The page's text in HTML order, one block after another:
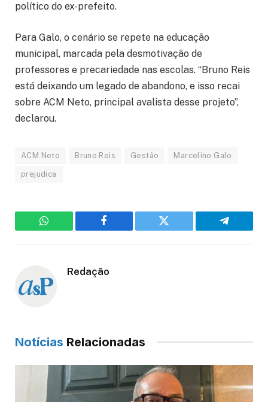
político do ex-prefeito.
Para Galo, o cenário se repete na educação
municipal, marcada pela desmotivação de
professores e precariedade nas escolas. “Bruno Reis
está deixando um legado de abandono, e isso recai
sobre ACM Neto, principal avalista desse projeto”,
declarou.
ACM Neto Bruno Reis Gestão Marcelino Galo
prejudica
WhatsApp Facebook Twitter Telegram
Redação
Notícias Relacionadas